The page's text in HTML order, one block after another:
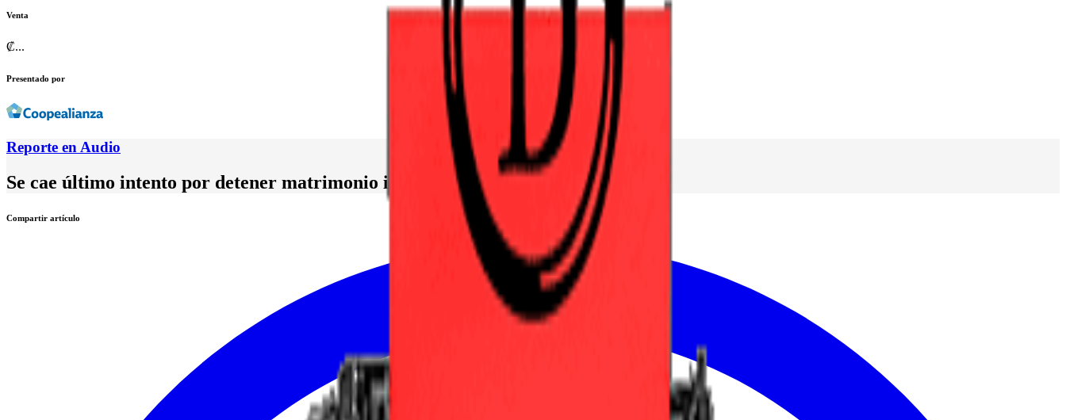
Venta
₡...
Presentado por
Reporte en Audio
Se cae último intento por detener matrimonio igualitario
Compartir artículo